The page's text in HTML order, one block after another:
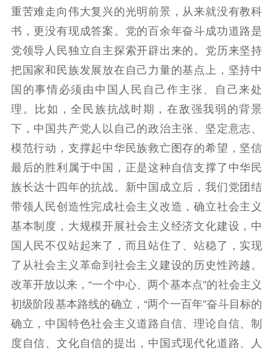
重苦难走向伟大复兴的光明前景，从来就没有教科
书，更没有现成答案。党的百余年奋斗成功道路是
党领导人民独立自主探索开辟出来的。党历来坚持
把国家和民族发展放在自己力量的基点上，坚持中
国的事情必须由中国人民自己作主张、自己来处
理。比如，全民族抗战时期，在敌强我弱的背景
下，中国共产党人以自己的政治主张、坚定意志、
模范行动，支撑起中华民族救亡图存的希望，坚信
最后的胜利属于中国，正是这种自信支撑了中华民
族长达十四年的抗战。新中国成立后，我们党团结
带领人民创造性完成社会主义改造，确立社会主义
基本制度，大规模开展社会主义经济文化建设，中
国人民不仅站起来了，而且站住了、站稳了，实现
了从社会主义革命到社会主义建设的历史性跨越。
改革开放以来，“一个中心、两个基本点”的社会主义
初级阶段基本路线的确立，“两个一百年”奋斗目标的
确立，中国特色社会主义道路自信、理论自信、制
度自信、文化自信的提出，中国式现代化道路、人